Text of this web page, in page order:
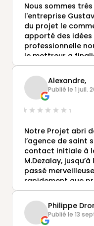
Nous sommes
l'entreprise
du projet le
apporté des idées
professionnelle
le mettreur a
chaque étape
questions
la maçonnerie.
Ensuite l'équipe
aussi nous avons
professionnels .
Nous
trés grand
gentillesse
Notre véranda
Merci a Toute
Alexandre,
Publié le 1 juil.
Notre Projet abri
l’agence de saint
contact initiale à
M.Dezalay,
passé
rapidement que
L’abri
attentes. Nous
la société Gustave
st sat ainsi que
Philippe
Publié le 13